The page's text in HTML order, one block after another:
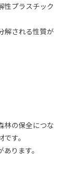
性プラスチック
解される性質が
林の保全につな
す。
ります。